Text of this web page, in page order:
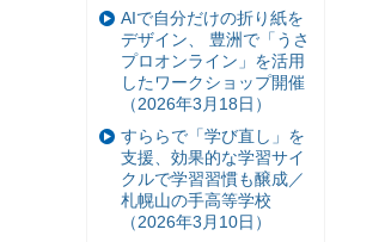
AIで自分だけの折り紙を
デザイン、 豊洲で「うさ
プロオンライン」を活用
したワークショップ開催
（2026年3月18日）
すららで「学び直し」を
支援、効果的な学習サイ
クルで学習習慣も醸成／
札幌山の手高等学校
（2026年3月10日）